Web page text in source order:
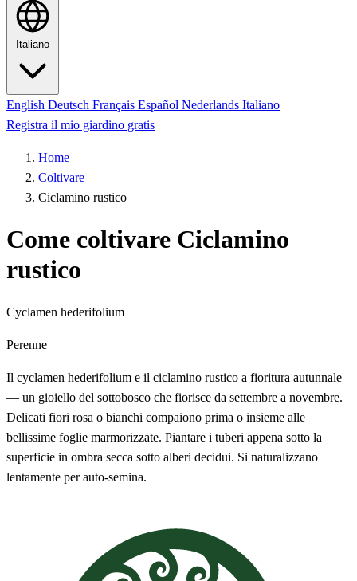
Italiano
English Deutsch Français Español Nederlands Italiano
Registra il mio giardino gratis
Home
Coltivare
Ciclamino rustico
Come coltivare Ciclamino
rustico
Cyclamen hederifolium
Perenne
Il cyclamen hederifolium e il ciclamino rustico a fioritura autunnale
— un gioiello del sottobosco che fiorisce da settembre a novembre.
Delicati fiori rosa o bianchi compaiono prima o insieme alle
bellissime foglie marmorizzate. Piantare i tuberi appena sotto la
superficie in ombra secca sotto alberi decidui. Si naturalizzano
lentamente per auto-semina.